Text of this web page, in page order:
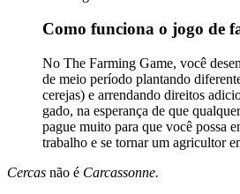
Como funciona o jogo de
No The Farming Game, você
de meio período plantando
cerejas) e arrendando direitos
gado, na esperança de que
pague muito para que você possa
trabalho e se tornar um agricultor
Cercas não é Carcassonne.